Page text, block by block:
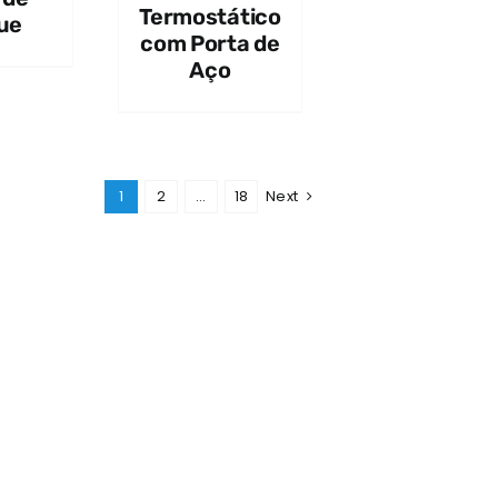
Termostático
com Porta de
Aço
1 2 … 18 Next